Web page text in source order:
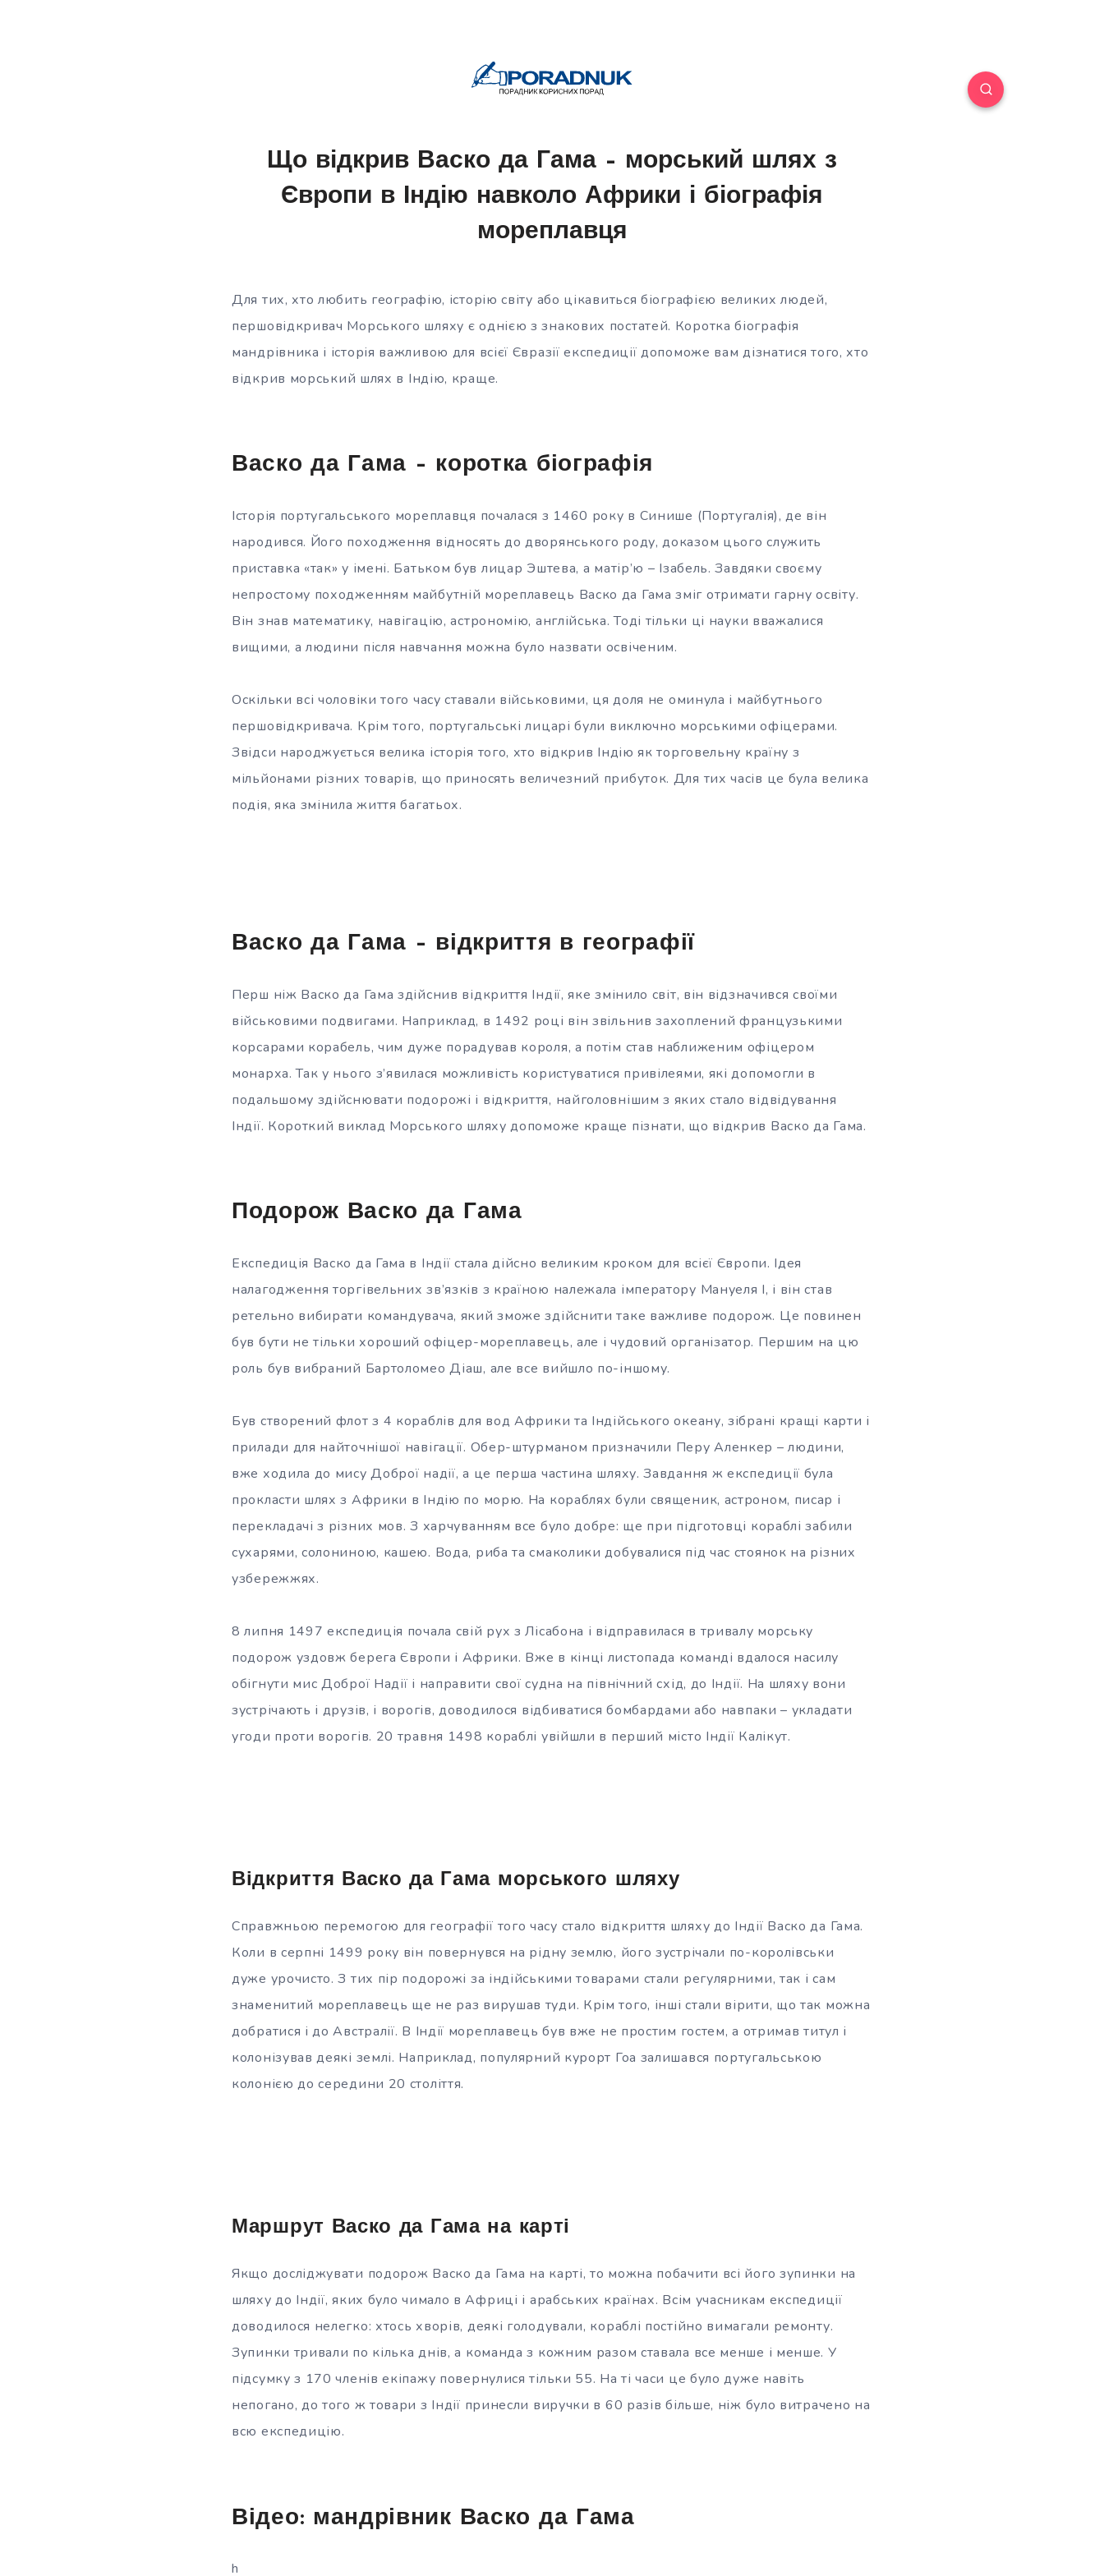
Що відкрив Васко да Гама – морський шлях з
Європи в Індію навколо Африки і біографія
мореплавця
Для тих, хто любить географію, історію світу або цікавиться біографією великих людей,
першовідкривач Морського шляху є однією з знакових постатей. Коротка біографія
мандрівника і історія важливою для всієї Євразії експедиції допоможе вам дізнатися того, хто
відкрив морський шлях в Індію, краще.
Васко да Гама – коротка біографія
Історія португальського мореплавця почалася з 1460 року в Синише (Португалія), де він
народився. Його походження відносять до дворянського роду, доказом цього служить
приставка «так» у імені. Батьком був лицар Эштева, а матір’ю – Ізабель. Завдяки своєму
непростому походженням майбутній мореплавець Васко да Гама зміг отримати гарну освіту.
Він знав математику, навігацію, астрономію, англійська. Тоді тільки ці науки вважалися
вищими, а людини після навчання можна було назвати освіченим.
Оскільки всі чоловіки того часу ставали військовими, ця доля не оминула і майбутнього
першовідкривача. Крім того, португальські лицарі були виключно морськими офіцерами.
Звідси народжується велика історія того, хто відкрив Індію як торговельну країну з
мільйонами різних товарів, що приносять величезний прибуток. Для тих часів це була велика
подія, яка змінила життя багатьох.
Васко да Гама – відкриття в географії
Перш ніж Васко да Гама здійснив відкриття Індії, яке змінило світ, він відзначився своїми
військовими подвигами. Наприклад, в 1492 році він звільнив захоплений французькими
корсарами корабель, чим дуже порадував короля, а потім став наближеним офіцером
монарха. Так у нього з’явилася можливість користуватися привілеями, які допомогли в
подальшому здійснювати подорожі і відкриття, найголовнішим з яких стало відвідування
Індії. Короткий виклад Морського шляху допоможе краще пізнати, що відкрив Васко да Гама.
Подорож Васко да Гама
Експедиція Васко да Гама в Індії стала дійсно великим кроком для всієї Європи. Ідея
налагодження торгівельних зв’язків з країною належала імператору Мануеля I, і він став
ретельно вибирати командувача, який зможе здійснити таке важливе подорож. Це повинен
був бути не тільки хороший офіцер-мореплавець, але і чудовий організатор. Першим на цю
роль був вибраний Бартоломео Діаш, але все вийшло по-іншому.
Був створений флот з 4 кораблів для вод Африки та Індійського океану, зібрані кращі карти і
прилади для найточнішої навігації. Обер-штурманом призначили Перу Аленкер – людини,
вже ходила до мису Доброї надії, а це перша частина шляху. Завдання ж експедиції була
прокласти шлях з Африки в Індію по морю. На кораблях були священик, астроном, писар і
перекладачі з різних мов. З харчуванням все було добре: ще при підготовці кораблі забили
сухарями, солониною, кашею. Вода, риба та смаколики добувалися під час стоянок на різних
узбережжях.
8 липня 1497 експедиція почала свій рух з Лісабона і відправилася в тривалу морську
подорож уздовж берега Європи і Африки. Вже в кінці листопада команді вдалося насилу
обігнути мис Доброї Надії і направити свої судна на північний схід, до Індії. На шляху вони
зустрічають і друзів, і ворогів, доводилося відбиватися бомбардами або навпаки – укладати
угоди проти ворогів. 20 травня 1498 кораблі увійшли в перший місто Індії Калікут.
Відкриття Васко да Гама морського шляху
Справжньою перемогою для географії того часу стало відкриття шляху до Індії Васко да Гама.
Коли в серпні 1499 року він повернувся на рідну землю, його зустрічали по-королівськи
дуже урочисто. З тих пір подорожі за індійськими товарами стали регулярними, так і сам
знаменитий мореплавець ще не раз вирушав туди. Крім того, інші стали вірити, що так можна
добратися і до Австралії. В Індії мореплавець був вже не простим гостем, а отримав титул і
колонізував деякі землі. Наприклад, популярний курорт Гоа залишався португальською
колонією до середини 20 століття.
Маршрут Васко да Гама на карті
Якщо досліджувати подорож Васко да Гама на карті, то можна побачити всі його зупинки на
шляху до Індії, яких було чимало в Африці і арабських країнах. Всім учасникам експедиції
доводилося нелегко: хтось хворів, деякі голодували, кораблі постійно вимагали ремонту.
Зупинки тривали по кілька днів, а команда з кожним разом ставала все менше і менше. У
підсумку з 170 членів екіпажу повернулися тільки 55. На ті часи це було дуже навіть
непогано, до того ж товари з Індії принесли виручки в 60 разів більше, ніж було витрачено на
всю експедицію.
Відео: мандрівник Васко да Гама
h